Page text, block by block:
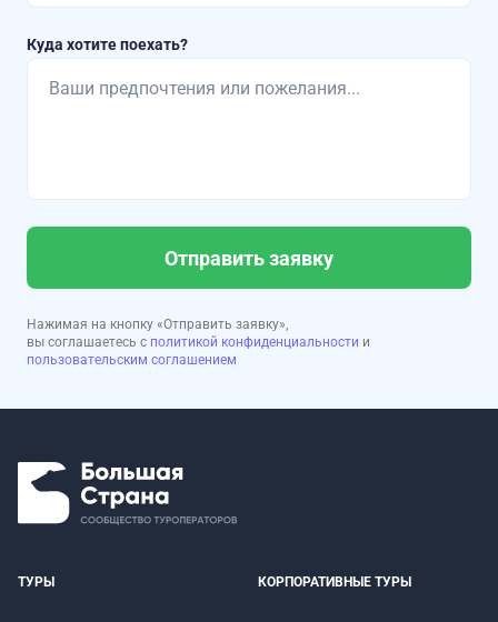
Куда хотите поехать?
Отправить заявку
Нажимая на кнопку «Отправить заявку»,
вы соглашаетесь с политикой конфиденциальности и
пользовательским соглашением
ТУРЫ КОРПОРАТИВНЫЕ ТУРЫ